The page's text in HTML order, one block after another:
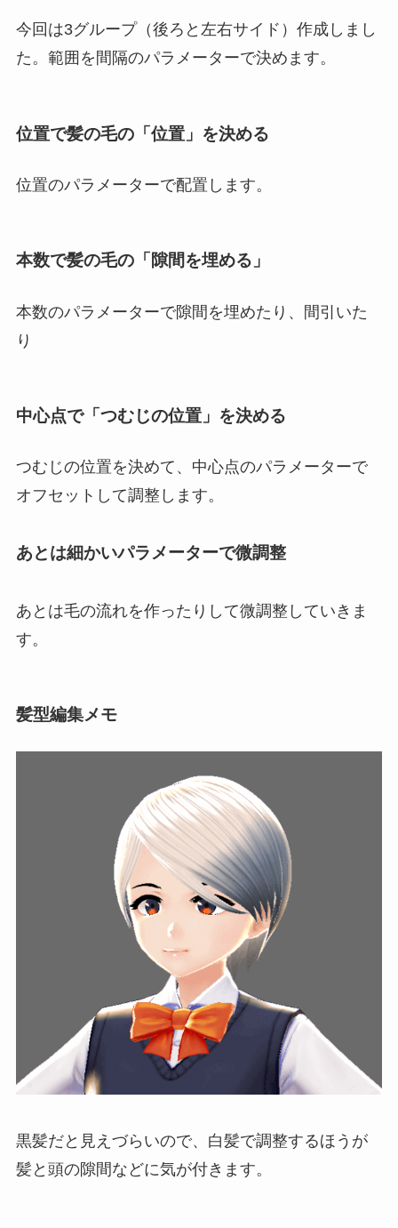
今回は3グループ（後ろと左右サイド）作成しまし
た。範囲を間隔のパラメーターで決めます。
位置で髪の毛の「位置」を決める
位置のパラメーターで配置します。
本数で髪の毛の「隙間を埋める」
本数のパラメーターで隙間を埋めたり、間引いた
り
中心点で「つむじの位置」を決める
つむじの位置を決めて、中心点のパラメーターで
オフセットして調整します。
あとは細かいパラメーターで微調整
あとは毛の流れを作ったりして微調整していきま
す。
髪型編集メモ
黒髪だと見えづらいので、白髪で調整するほうが
髪と頭の隙間などに気が付きます。